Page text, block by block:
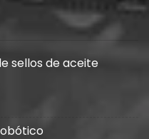
sellos de aceite